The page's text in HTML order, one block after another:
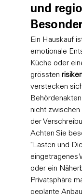
und
Ein Hauskauf
emotionale
Küche oder
grössten
verstecken
nicht zwischen
der
Achten Sie
"Lasten und
eingetragenes
oder ein
Privatsphäre
geplante